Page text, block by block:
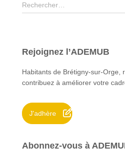
e
r
h
e
:
Rechercher…
Rejoignez l’ADEMUB
Habitants de Brétigny-sur-Orge,
contribuez à améliorer votre
J'adhère
Abonnez-vous à